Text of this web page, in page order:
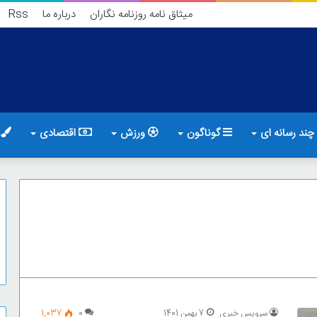
میثاق نامه روزنامه نگاران درباره ما Rss
چند رسانه ای گوناگون ورزش اقتصادی
سرویس خبری 7 بهمن 1401 0
1,037